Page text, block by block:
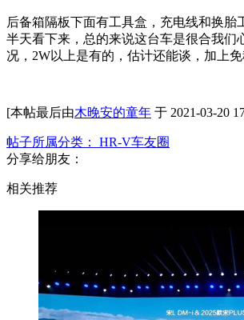
后备箱隔板下面有工具盒，充电线和换胎
半天看下来，总的来说这台车是很合我
况，2W以上是有的，估计还能谈，加上
[本帖最后由木晚安的童年 于 2021-03-20
帖子所属分类：
HR-V车友圈
分享给朋友：
相关推荐